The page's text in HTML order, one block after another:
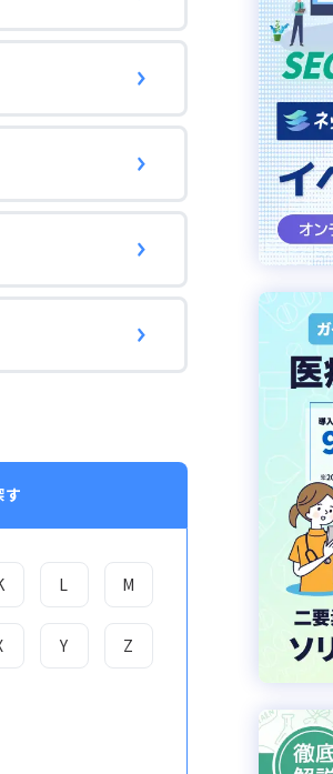
す
L M
Y Z